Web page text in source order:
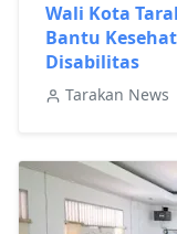
Wali Kota
Bantu
Disabilitas
Tarakan News